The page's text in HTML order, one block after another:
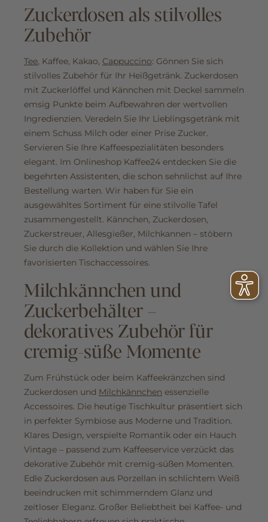
Zuckerdosen als stilvolles
Zubehör
Tee, Kaffee, Kakao, Cappuccino: Gönnen Sie sich
stilvolles Zubehör für Ihr Heißgetränk. Zuckerdosen
mit Zuckerlöffel und Kännchen mit Deckel sammeln
emsig Punkte beim Aufbewahren der wertvollen
Ingredienzien. Veredeln Sie Ihr Lieblingsgetränk mit
einem Schuss Milch oder einer Prise Zucker.
Servieren Sie Ihre Kaffeespezialitäten besonders
elegant. Im Onlineshop Kaffee24 entdecken Sie die
begehrten Assistenten, die schon sehnlichst auf Ihre
Bestellung warten. Wir haben für Sie ein
ausgewähltes Sortiment für eine stilvolle Tafel
zusammengestellt. Kännchen, Zuckerdosen,
Zuckerstreuer, Allesgießer, Milchkannen – stöbern
Sie durch die Kollektion und wählen Sie Ihre
favorisierten Tischaccessoires.
Milchkännchen und
Zuckerbehälter –
dekoratives Zubehör für
cremig-süße Momente
Zum Frühstück oder beim Kaffeekränzchen sind
Zuckerdosen und Milchkännchen essenzielle
Accessoires. Die heutige Tischkultur präsentiert sich
in perfekter Symbiose aus Moderne und Tradition.
Klares Design, verspielte Romantik oder ein Hauch
Vintage – passend zum Kaffeeservice verzückt das
dekorative Zubehör mit cremig-süßen Momenten.
Edle Zuckerdosen aus Porzellan in schlichtem Weiß
beeindrucken mit schimmerndem Glanz und
zeitloser Eleganz. Großer Beliebtheit bei Kaffee- und